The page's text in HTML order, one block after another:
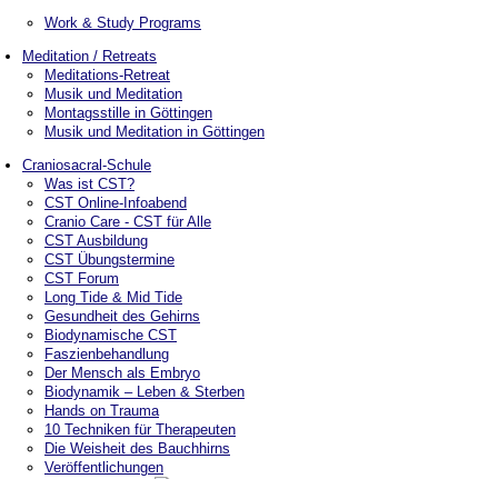
Work & Study Programs
Meditation / Retreats
Meditations-Retreat
Musik und Meditation
Montagsstille in Göttingen
Musik und Meditation in Göttingen
Craniosacral-Schule
Was ist CST?
CST Online-Infoabend
Cranio Care - CST für Alle
CST Ausbildung
CST Übungstermine
CST Forum
Long Tide & Mid Tide
Gesundheit des Gehirns
Biodynamische CST
Faszienbehandlung
Der Mensch als Embryo
Biodynamik – Leben & Sterben
Hands on Trauma
10 Techniken für Therapeuten
Die Weisheit des Bauchhirns
Veröffentlichungen